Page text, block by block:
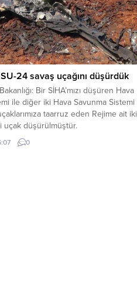
24 savaş uçağını düşürdük
Bir SİHA’mızı düşüren Hava
ile diğer iki Hava Savunma Sistemi
taarruz eden Rejime ait iki
uçak düşürülmüştür.
0